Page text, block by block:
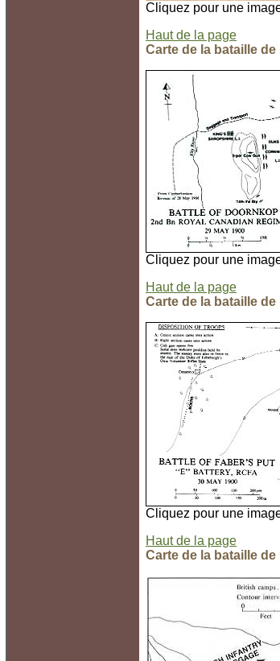
Cliquez pour une
Haut de la page
Carte de la bataille
Cliquez pour une
Haut de la page
Carte de la bataille
Cliquez pour une
Haut de la page
Carte de la bataille